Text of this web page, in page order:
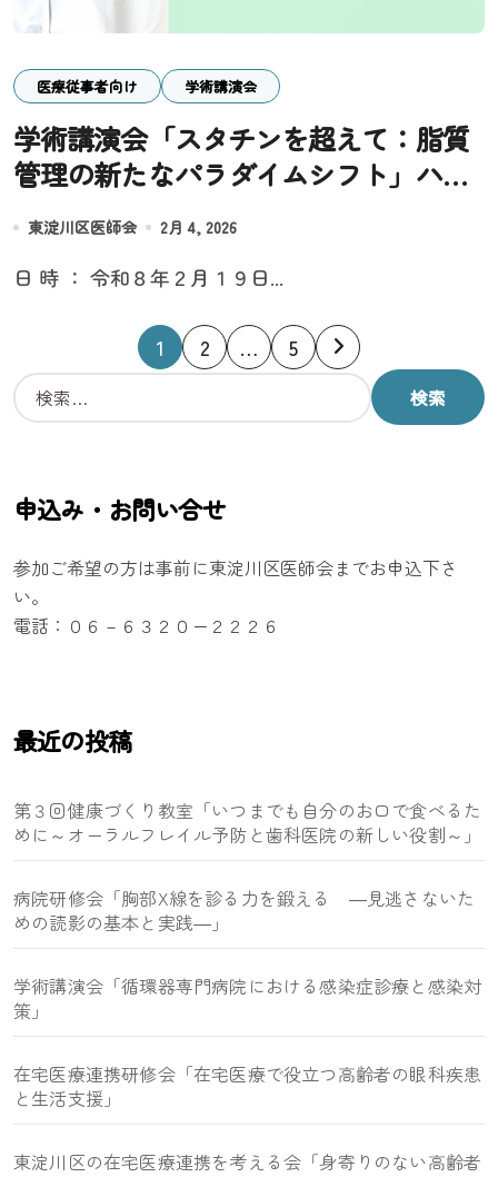
医療従事者向け 学術講演会
学術講演会「スタチンを超えて：脂質
管理の新たなパラダイムシフト」ハイ
ブリッド
東淀川区医師会 2月 4, 2026
日 時 ： 令和８年２月１９日...
投
ペ
ジ
送
1 2 … 5
検
索
申込み・お問い合せ
参加ご希望の方は事前に東淀川区医師会までお申込下さ
い。
電話：０６－６３２０ー２２２６
最近の投稿
第３回健康づくり教室「いつまでも自分のお口で食べるた
めに～オーラルフレイル予防と歯科医院の新しい役割～」
病院研修会「胸部X線を診る力を鍛える ―見逃さないた
めの読影の基本と実践―」
学術講演会「循環器専門病院における感染症診療と感染対
策」
在宅医療連携研修会「在宅医療で役立つ高齢者の眼科疾患
と生活支援」
東淀川区の在宅医療連携を考える会「身寄りのない高齢者